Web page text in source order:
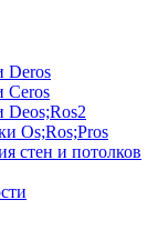
Deros
Ceros
Os;Ros;Pros
стен и потолков